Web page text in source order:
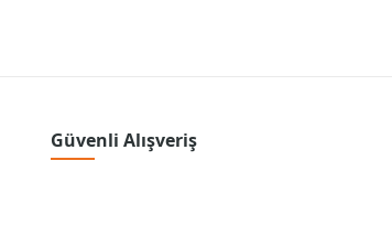
Güvenli Alışveriş